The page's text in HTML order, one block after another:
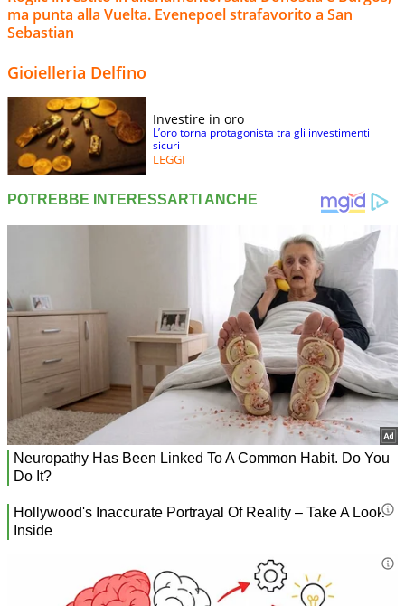
ma punta alla Vuelta. Evenepoel strafavorito a San
Sebastian
Gioielleria Delfino
Investire in oro
L’oro torna protagonista tra gli investimenti
sicuri
LEGGI